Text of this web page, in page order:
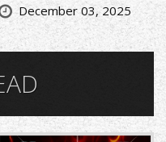
December 03, 2025